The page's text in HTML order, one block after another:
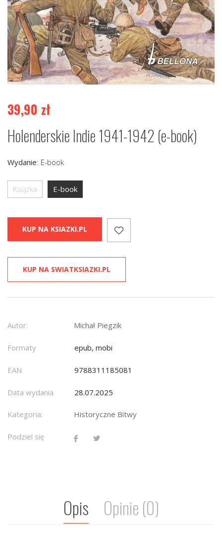
39,90 zł
Holenderskie Indie 1941-1942 (e-book)
Wydanie: E-book
Książka E-book
KUP NA KSIAZKI.PL
KUP NA SWIATKSIAZKI.PL
Autor: Michał Piegzik
Formaty epub, mobi
EAN 9788311185081
Data wydania 28.07.2025
Kategoria: Historyczne Bitwy
Podziel się
Opis Opinie (0)